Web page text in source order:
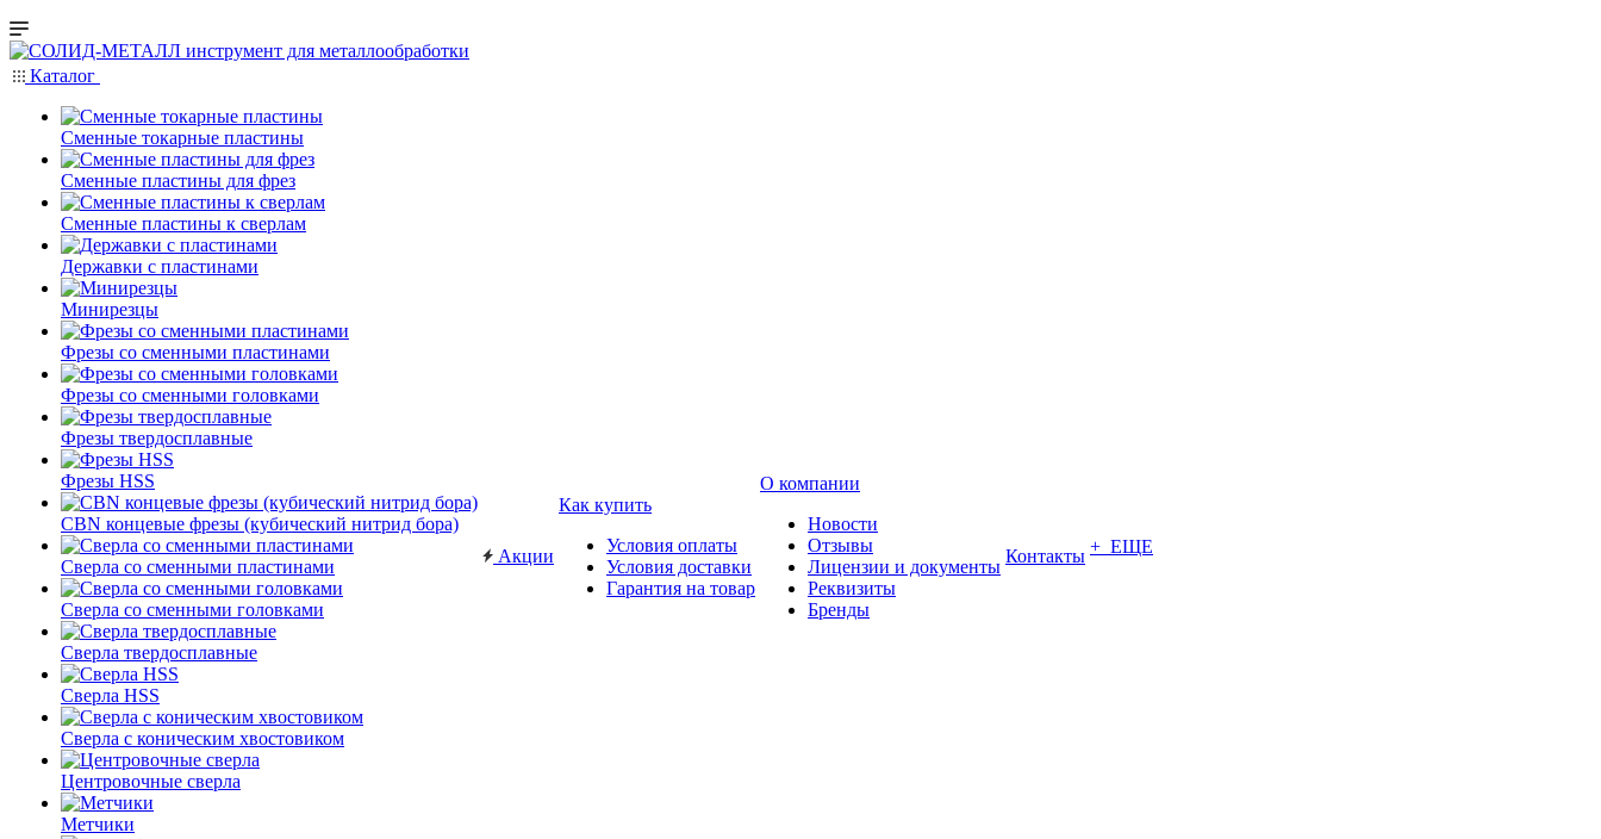
Каталог
Сменные токарные пластины
Сменные пластины для фрез
Сменные пластины к сверлам
Державки с пластинами
Минирезцы
Фрезы со сменными пластинами
Фрезы со сменными головками
Фрезы твердосплавные
Фрезы HSS
CBN концевые фрезы (кубический нитрид бора)
Сверла со сменными пластинами
Сверла со сменными головками
Сверла твердосплавные
Сверла HSS
Сверла с коническим хвостовиком
Центровочные сверла
Метчики
Акции
Как купить
Условия оплаты
Условия доставки
Гарантия на товар
О компании
Новости
Отзывы
Лицензии и документы
Реквизиты
Бренды
Контакты + ЕЩЕ